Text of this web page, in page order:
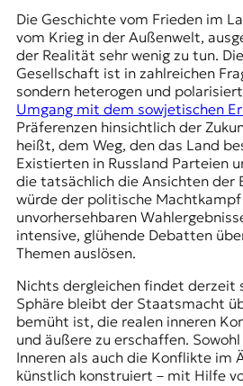
Die Geschichte vom Frieden im
vom Krieg in der Außenwelt,
der Realität sehr wenig zu tun.
Gesellschaft ist in zahlreichen
sondern heterogen und
Umgang mit dem sowjetischen
Präferenzen hinsichtlich der
heißt, dem Weg, den das Land
Existierten in Russland Parteien
die tatsächlich die Ansichten der
würde der politische Machtkampf
unvorhersehbaren
intensive, glühende Debatten
Themen auslösen.
Nichts dergleichen findet
Sphäre bleibt der Staatsmacht
bemüht ist, die realen inneren
und äußere zu erschaffen.
Inneren als auch die Konflikte im
künstlich konstruiert – mit Hilfe